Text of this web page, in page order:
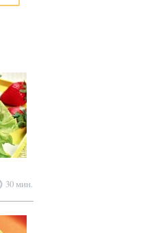
30 мин.